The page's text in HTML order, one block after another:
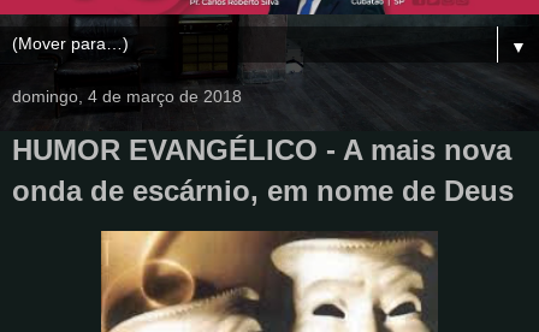
▼
domingo, 4 de março de 2018
HUMOR EVANGÉLICO - A mais nova
onda de escárnio, em nome de Deus